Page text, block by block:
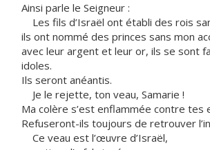
Ainsi parle le Seigneur :
Les fils d’Israël ont établi des rois
ils ont nommé des princes sans mon
avec leur argent et leur or, ils se sont
idoles.
Ils seront anéantis.
Je le rejette, ton veau, Samarie !
Ma colère s’est enflammée contre tes
Refuseront-ils toujours de retrouver
Ce veau est l’œuvre d’Israël,